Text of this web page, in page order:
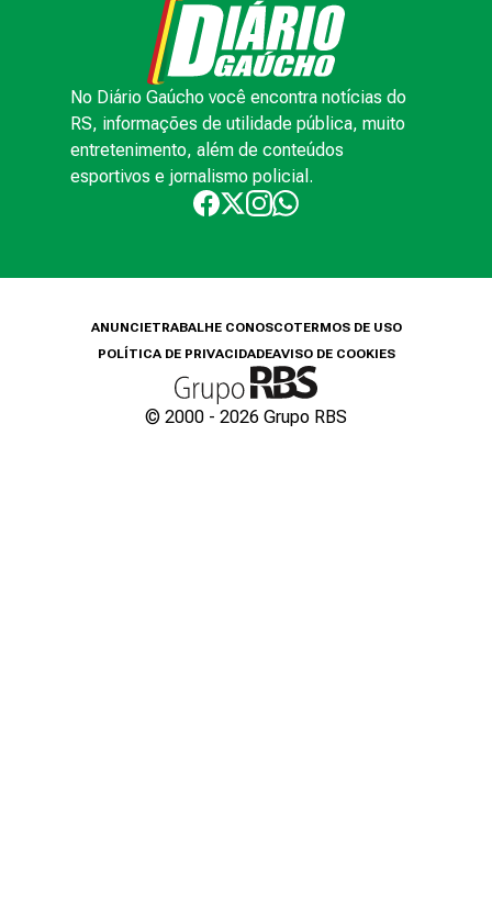
No Diário Gaúcho você encontra notícias do
RS, informações de utilidade pública, muito
entretenimento, além de conteúdos
esportivos e jornalismo policial.
ANUNCIETRABALHE CONOSCOTERMOS DE USO
POLÍTICA DE PRIVACIDADEAVISO DE COOKIES
© 2000 - 2026 Grupo RBS